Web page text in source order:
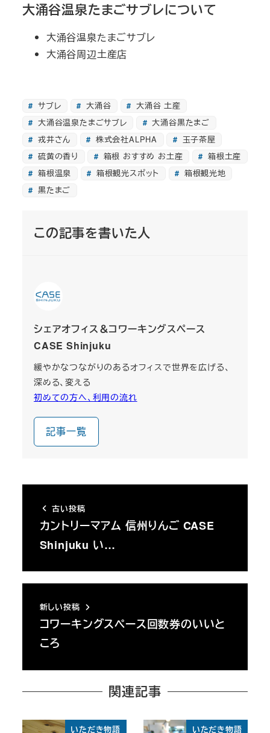
大涌谷温泉たまごサブレについて
大涌谷温泉たまごサブレ
大涌谷周辺土産店
サブレ 大涌谷
大涌谷 土産
大涌谷温泉たまごサブレ
大涌谷黒たまご
戎井さん
株式会社ALPHA
玉子茶屋
硫黄の香り
箱根 おすすめ お土産
箱根土産
箱根温泉
箱根観光スポット
箱根観光地
黒たまご
この記事を書いた人
シェアオフィス＆コワーキングスペース
CASE Shinjuku
緩やかなつながりのあるオフィスで世界を広げる、
深める、変える
初めての方へ、利用の流れ
記事一覧
古い投稿
カントリーマアム 信州りんご CASE
Shinjuku い…
新しい投稿
コワーキングスペース回数券のいいと
ころ
関連記事
いただき物語 いただき物語